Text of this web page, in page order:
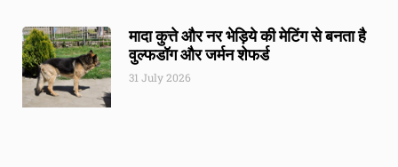
मादा कुत्ते और नर भेड़िये की मेटिंग से बनता है
वुल्फडॉग और जर्मन शेफर्ड
31 July 2026